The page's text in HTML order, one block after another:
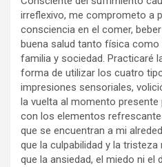
irreflexivo, me comprometo a
consciencia en el comer,
buena salud tanto física
familia y sociedad. Practicaré
forma de utilizar los cuatro
impresiones sensoriales,
la vuelta al momento
con los elementos
que se encuentran a mi
que la culpabilidad y la
que la ansiedad, el miedo ni el